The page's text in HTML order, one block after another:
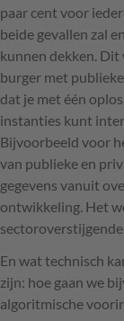
paar cent voor
beide gevallen zal
kunnen dekken. Dit
burger met
dat je met één
instanties kunt
Bijvoorbeeld voor
van publieke en
gegevens vanuit
ontwikkeling. Het
En wat technisch
zijn: hoe gaan we
algoritmische